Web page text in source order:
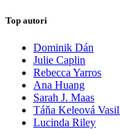
Top autori
Dominik Dán
Julie Caplin
Rebecca Yarros
Ana Huang
Sarah J. Maas
Táňa Keleová
Lucinda Riley